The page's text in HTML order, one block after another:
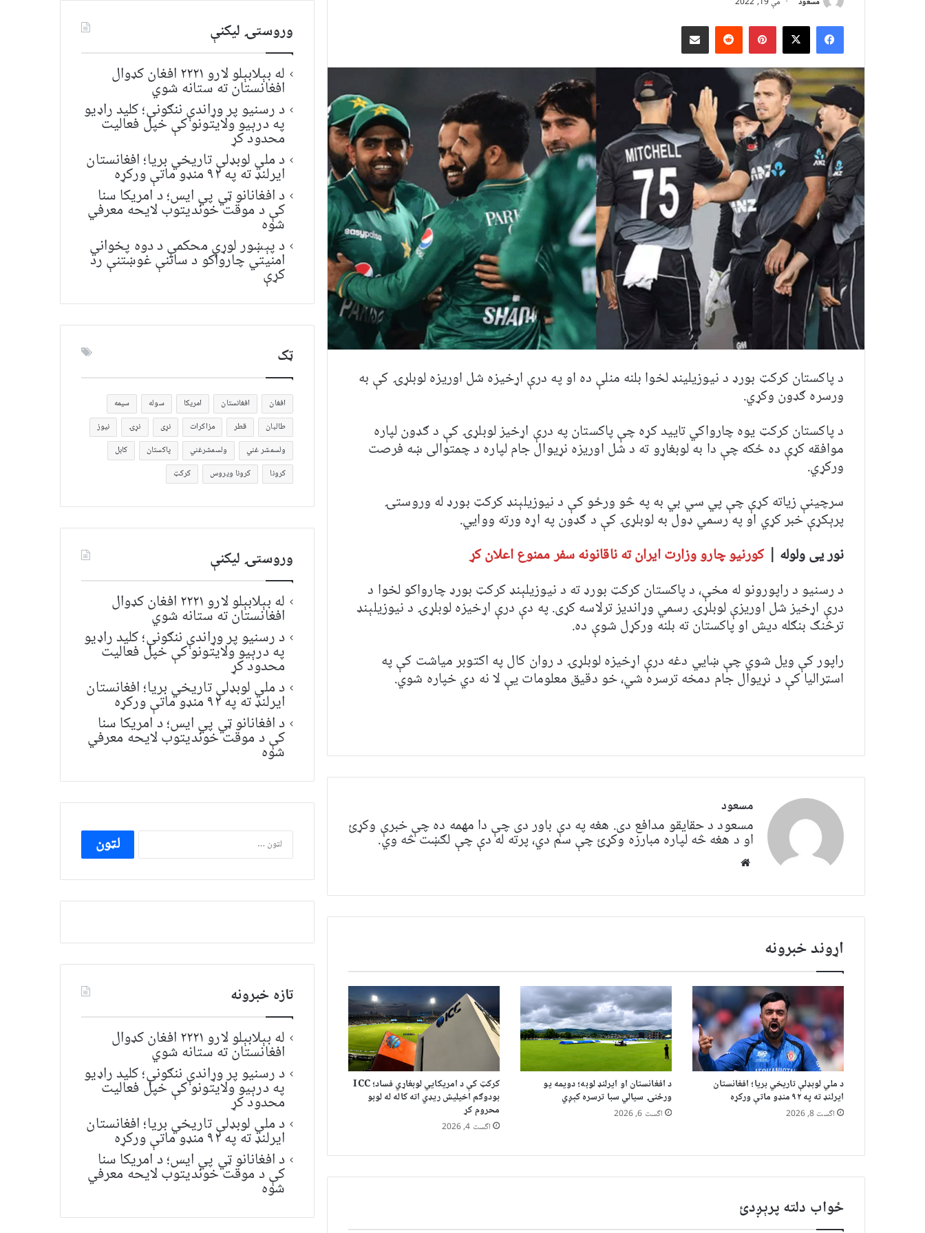
Facebook
X
Pinterest
Redditد بریښنالیک له لارې شریک کړئ
د پاکستان کرکټ بورډ د نیوزیلینډ لخوا بلنه منلې ده او په درې اړخیزه شل اوریزه لوبلړۍ کې به
ورسره ګډون وکړي.
د پاکستان کرکټ یوه چارواکي تایید کړه چې پاکستان په درې اړخیز لوبلړۍ کې د ګډون لپاره
موافقه کړې ده ځکه چې دا به لوبغاړو ته د شل اوریزه نړیوال جام لپاره د چمتوالی ښه فرصت
ورکړي.
سرچينې زياته کړې چې پي سي بي به په څو ورځو کې د نيوزيلېنډ کرکټ بورډ له وروستۍ
پرېکړې خبر کړي او په رسمي ډول به لوبلړۍ کې د ګډون په اړه ورته ووایي.
نور یی ولوله |کورنیو چارو وزارت ایران ته ناقانونه سفر ممنوع اعلان کړ
د رسنیو د راپورونو له مخې، د پاکستان کرکټ بورډ ته د نیوزیلېنډ کرکټ بورډ چارواکو لخوا د
درې اړخیز شل اوریزې لوبلړۍ رسمي وړاندیز ترلاسه کړی. په دې درې اړخیزه لوبلړۍ د نیوزیلېنډ
ترڅنګ بنګله دیش او پاکستان ته بلنه ورکړل شوې ده.
راپور کې ویل شوي چې ښایي دغه درې اړخیزه لوبلړۍ د روان کال په اکتوبر میاشت کې په
اسټرالیا کې د نړیوال جام دمخه ترسره شي، خو دقیق معلومات یې لا نه دي خپاره شوي.
مسعود
مسعود د حقایقو مدافع دی. هغه په ​​​​دې باور دی چې دا مهمه ده چې خبرې وکړئ
او د هغه څه لپاره مبارزه وکړئ چې سم دي، پرته له دې چې لګښت څه وي.
اړوند خبرونه
د ملي لوبډلې تاریخي بریا؛ افغانستان
ایرلنډ ته په ۹۲ منډو ماتې ورکړه
اگست 8, 2026
د افغانستان او ایرلنډ لوبه؛ دویمه یو
ورځنۍ سیالي سبا ترسره کېږي
اگست 6, 2026
کرکټ کې د امریکايي لوبغاړي فساد؛ ICC
بودوګم اخیلیش ریډي اته کاله له لوبو
محروم کړ
اگست 4, 2026
ځواب دلته پرېږدئ
وروستۍ ليکنې
له بېلابېلو لارو ۲۲۲۱ افغان کډوال
افغانستان ته ستانه شوي
د رسنیو پر وړاندې ننګونې؛ کلید راډیو
په درېیو ولایتونو کې خپل فعالیت
محدود کړ
د ملي لوبډلې تاریخي بریا؛ افغانستان
ایرلنډ ته په ۹۲ منډو ماتې ورکړه
د افغانانو ټي پي ایس؛ د امریکا سنا
کې د موقت خونديتوب لایحه معرفي
شوه
د پېښور لوړې محکمې د دوه پخواني
امنیتي چارواکو د ساتنې غوښتنې رد
کړې
ټک
افغان افغانستان امریکا سوله
سیمه
طالبان
قطر مزاکرات نړی نړۍ
نیوز
ولسمشر غني
ولسمشرغني پاکستان
کابل
کرونا
کرونا ویروس کرکټ
وروستۍ ليکنې
له بېلابېلو لارو ۲۲۲۱ افغان کډوال
افغانستان ته ستانه شوي
د رسنیو پر وړاندې ننګونې؛ کلید راډیو
په درېیو ولایتونو کې خپل فعالیت
محدود کړ
د ملي لوبډلې تاریخي بریا؛ افغانستان
ایرلنډ ته په ۹۲ منډو ماتې ورکړه
د افغانانو ټي پي ایس؛ د امریکا سنا
کې د موقت خونديتوب لایحه معرفي
شوه
ددی
لپاره
لټون:
تازه خبرونه
له بېلابېلو لارو ۲۲۲۱ افغان کډوال
افغانستان ته ستانه شوي
د رسنیو پر وړاندې ننګونې؛ کلید راډیو
په درېیو ولایتونو کې خپل فعالیت
محدود کړ
د ملي لوبډلې تاریخي بریا؛ افغانستان
ایرلنډ ته په ۹۲ منډو ماتې ورکړه
د افغانانو ټي پي ایس؛ د امریکا سنا
کې د موقت خونديتوب لایحه معرفي
شوه